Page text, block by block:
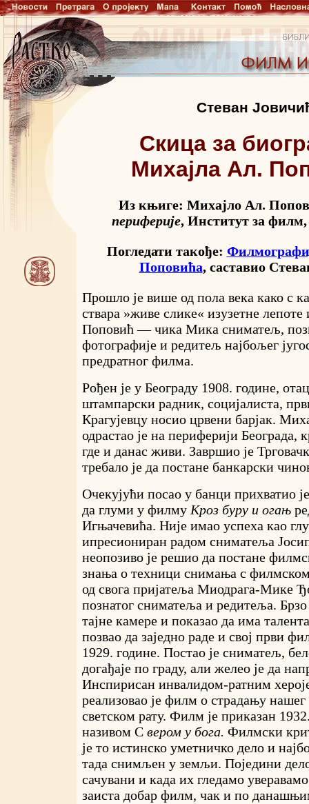
Стеван
Скица за
Михајла Ал.
Из књиге: Михајло Ал.
периферије, Институт за филм,
Погледати такође:
Поповића, саставио
Прошло је више од пола века како с
ствара »живе слике« изузетне
Поповић — чика Мика сниматељ,
фотографије и редитељ најбољег
предратног филма.
Рођен је у Београду 1908. године,
штампарски радник, социјалиста,
Крагујевцу носио црвени барјак.
одрастао је на периферији Београда,
где и данас живи. Завршио је
требало је да постане банкарски
Очекујући посао у банци прихватио
да глуми у филмуКроз буру и огањ
Игњачевића. Није имао успеха као
ипресиониран радом сниматеља
неопозиво је решио да постане
знања о техници снимања с
од свога пријатеља Миодрага-Мике
познатог сниматеља и редитеља.
тајне камере и показао да има
позвао да заједно раде и свој први
1929. године. Постао је сниматељ,
догађаје по граду, али желео је да
Инспирисан инвалидом-ратним
реализовао је филм о страдању
светском рату. Филм је приказан
називом С вером у бога. Филмски
је то истинско уметничко дело и
тада снимљен у земљи. Поједини
сачувани и када их гледамо
заиста добар филм, чак и по